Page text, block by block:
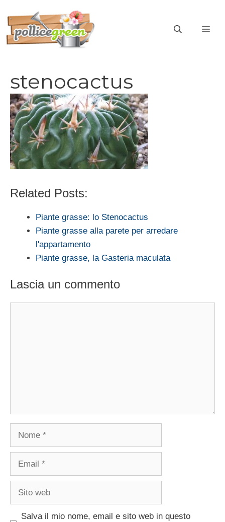
contenuto
stenocactus
Related Posts:
Piante grasse: lo Stenocactus
Piante grasse alla parete per arredare
l'appartamento
Piante grasse, la Gasteria maculata
Lascia un commento
Nome
Email
Sito
Salva il mio nome, email e sito web in questo